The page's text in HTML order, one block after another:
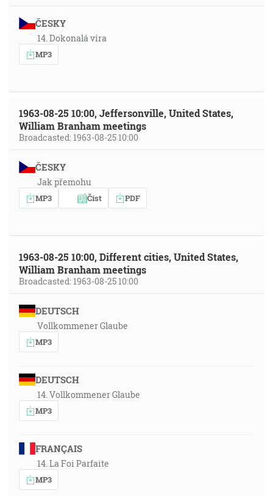
ČESKY
14. Dokonalá víra
MP3
1963-08-25 10:00, Jeffersonville, United States,
William Branham meetings
Broadcasted: 1963-08-25 10:00
ČESKY
Jak přemohu
MP3 Číst PDF
1963-08-25 10:00, Different cities, United States,
William Branham meetings
Broadcasted: 1963-08-25 10:00
DEUTSCH
Vollkommener Glaube
MP3
DEUTSCH
14. Vollkommener Glaube
MP3
FRANÇAIS
14. La Foi Parfaite
MP3